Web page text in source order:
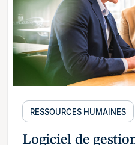
RESSOURCES HUMAINES
Logiciel de